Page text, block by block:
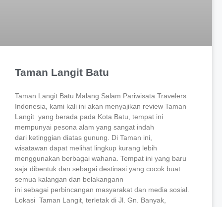
Taman Langit Batu
Taman Langit Batu Malang Salam Pariwisata Travelers
Indonesia, kami kali ini akan menyajikan review Taman
Langit yang berada pada Kota Batu, tempat ini
mempunyai pesona alam yang sangat indah
dari ketinggian diatas gunung. Di Taman ini,
wisatawan dapat melihat lingkup kurang lebih
menggunakan berbagai wahana. Tempat ini yang baru
saja dibentuk dan sebagai destinasi yang cocok buat
semua kalangan dan belakangann
ini sebagai perbincangan masyarakat dan media sosial.
Lokasi Taman Langit, terletak di Jl. Gn. Banyak,